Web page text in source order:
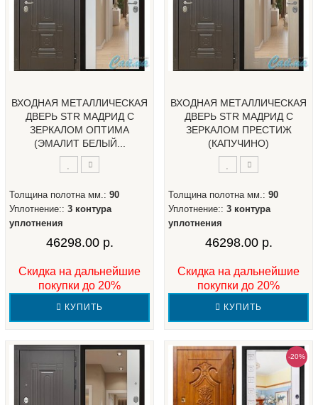
ВХОДНАЯ МЕТАЛЛИЧЕСКАЯ
ДВЕРЬ STR МАДРИД С
ЗЕРКАЛОМ ОПТИМА
(ЭМАЛИТ БЕЛЫЙ...
Толщина полотна мм.: 90
Уплотнение:: 3 контура
уплотнения
46298.00 р.
Скидка на дальнейшие
покупки до 20%
КУПИТЬ
ВХОДНАЯ МЕТАЛЛИЧЕСКАЯ
ДВЕРЬ STR МАДРИД С
ЗЕРКАЛОМ ПРЕСТИЖ
(КАПУЧИНО)
Толщина полотна мм.: 90
Уплотнение:: 3 контура
уплотнения
46298.00 р.
Скидка на дальнейшие
покупки до 20%
КУПИТЬ
-20%